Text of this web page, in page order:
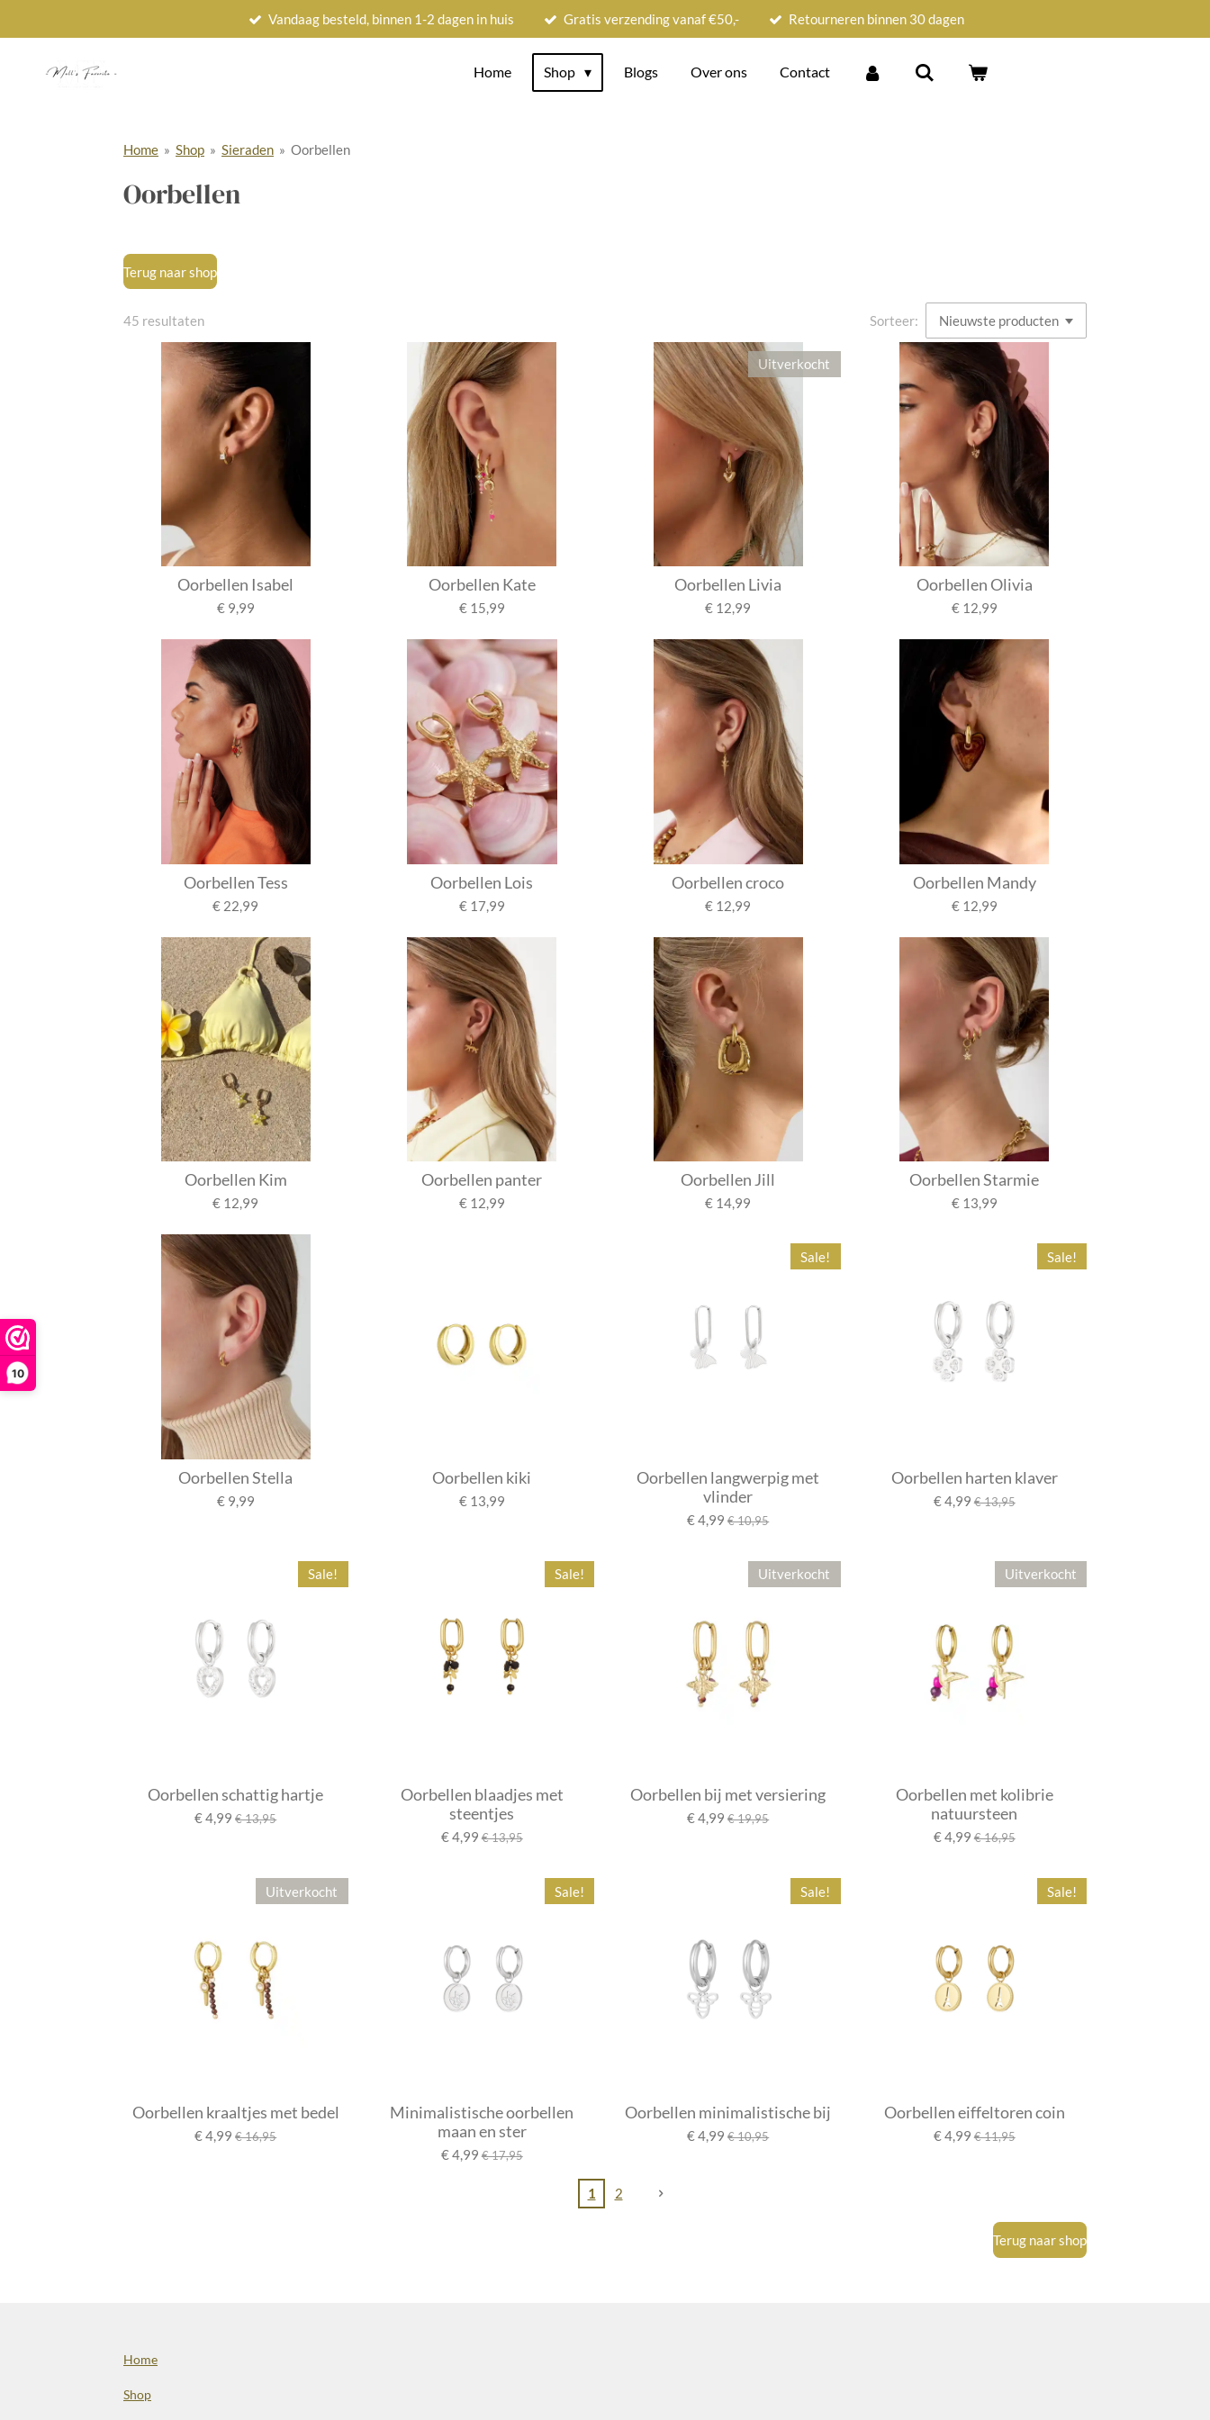
10
Vandaag besteld, binnen 1-2 dagen in huis Gratis verzending vanaf €50,- Retourneren binnen 30 dagen
Home Shop Blogs Over ons Contact
Home » Shop » Sieraden » Oorbellen
Oorbellen
Terug naar shop
45 resultaten Sorteer:
Oorbellen Isabel
€ 9,99
Oorbellen Kate
€ 15,99
Uitverkocht
Oorbellen Livia
€ 12,99
Oorbellen Olivia
€ 12,99
Oorbellen Tess
€ 22,99
Oorbellen Lois
€ 17,99
Oorbellen croco
€ 12,99
Oorbellen Mandy
€ 12,99
Oorbellen Kim
€ 12,99
Oorbellen panter
€ 12,99
Oorbellen Jill
€ 14,99
Oorbellen Starmie
€ 13,99
Oorbellen Stella
€ 9,99
Oorbellen kiki
€ 13,99
Sale!
Oorbellen langwerpig met
vlinder
€ 4,99 € 10,95
Sale!
Oorbellen harten klaver
€ 4,99 € 13,95
Sale!
Oorbellen schattig hartje
€ 4,99 € 13,95
Sale!
Oorbellen blaadjes met
steentjes
€ 4,99 € 13,95
Uitverkocht
Oorbellen bij met versiering
€ 4,99 € 19,95
Uitverkocht
Oorbellen met kolibrie
natuursteen
€ 4,99 € 16,95
Uitverkocht
Oorbellen kraaltjes met bedel
€ 4,99 € 16,95
Sale!
Minimalistische oorbellen
maan en ster
€ 4,99 € 17,95
Sale!
Oorbellen minimalistische bij
€ 4,99 € 10,95
Sale!
Oorbellen eiffeltoren coin
€ 4,99 € 11,95
1 2
Terug naar shop
Home
Shop